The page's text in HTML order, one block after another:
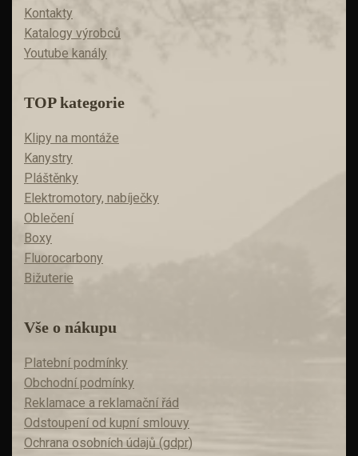
Kontakty
Katalogy výrobců
Youtube kanály
TOP kategorie
Klipy na montáže
Kanystry
Pláštěnky
Elektromotory, nabíječky
Oblečení
Boxy
Fluorocarbony
Bižuterie
Vše o nákupu
Platební podmínky
Obchodní podmínky
Reklamace a reklamační řád
Odstoupení od kupní smlouvy
Ochrana osobních údajů (gdpr)